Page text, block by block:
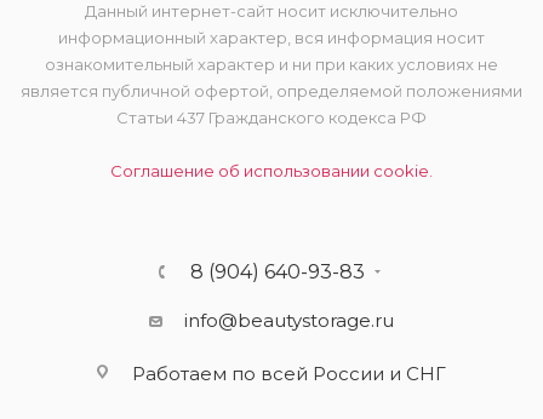
Данный интернет-сайт носит исключительно
информационный характер, вся информация носит
ознакомительный характер и ни при каких условиях не
является публичной офертой, определяемой положениями
Статьи 437 Гражданского кодекса РФ
Соглашение об использовании cookie.
8 (904) 640-93-83
info@beautystorage.ru
Работаем по всей России и СНГ